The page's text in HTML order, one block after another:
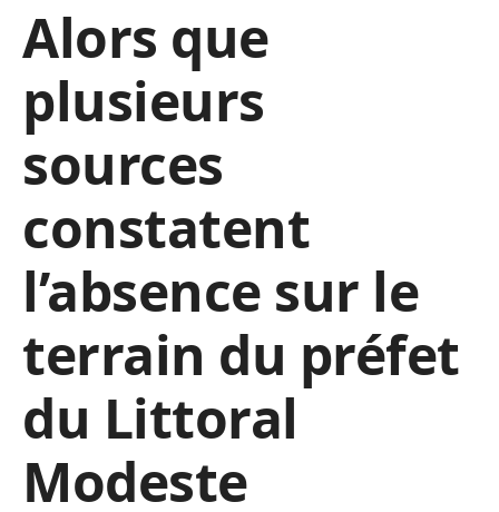
Alors que
plusieurs
sources
constatent
l’absence sur le
terrain du préfet
du Littoral
Modeste